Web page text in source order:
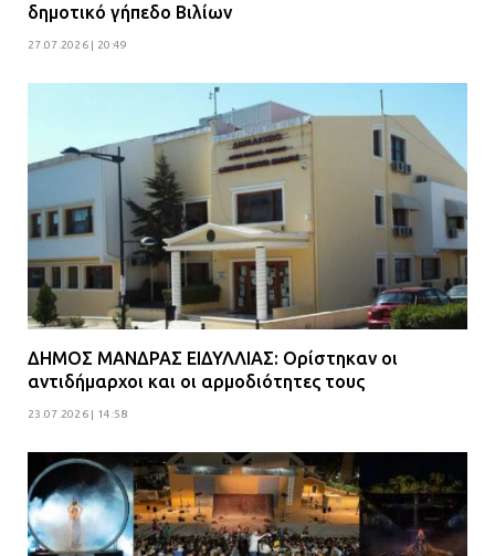
δημοτικό γήπεδο Βιλίων
27.07.2026 | 20:49
ΔΗΜΟΣ ΜΑΝΔΡΑΣ ΕΙΔΥΛΛΙΑΣ: Ορίστηκαν οι
αντιδήμαρχοι και οι αρμοδιότητες τους
23.07.2026 | 14:58